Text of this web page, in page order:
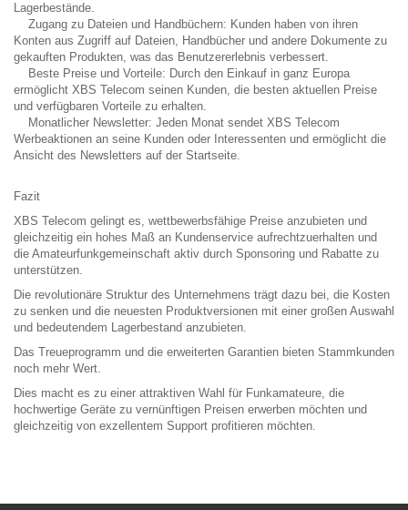
Lagerbestände.
Zugang zu Dateien und Handbüchern: Kunden haben von ihren
Konten aus Zugriff auf Dateien, Handbücher und andere Dokumente zu
gekauften Produkten, was das Benutzererlebnis verbessert.
Beste Preise und Vorteile: Durch den Einkauf in ganz Europa
ermöglicht XBS Telecom seinen Kunden, die besten aktuellen Preise
und verfügbaren Vorteile zu erhalten.
Monatlicher Newsletter: Jeden Monat sendet XBS Telecom
Werbeaktionen an seine Kunden oder Interessenten und ermöglicht die
Ansicht des Newsletters auf der Startseite.
Fazit
XBS Telecom gelingt es, wettbewerbsfähige Preise anzubieten und
gleichzeitig ein hohes Maß an Kundenservice aufrechtzuerhalten und
die Amateurfunkgemeinschaft aktiv durch Sponsoring und Rabatte zu
unterstützen.
Die revolutionäre Struktur des Unternehmens trägt dazu bei, die Kosten
zu senken und die neuesten Produktversionen mit einer großen Auswahl
und bedeutendem Lagerbestand anzubieten.
Das Treueprogramm und die erweiterten Garantien bieten Stammkunden
noch mehr Wert.
Dies macht es zu einer attraktiven Wahl für Funkamateure, die
hochwertige Geräte zu vernünftigen Preisen erwerben möchten und
gleichzeitig von exzellentem Support profitieren möchten.